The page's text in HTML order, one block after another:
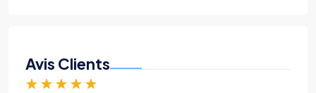
Avis Clients
★ ★ ★ ★ ★